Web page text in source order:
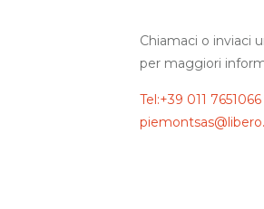
Chiamaci o inviaci
per maggiori
Tel:+39 011 7651066